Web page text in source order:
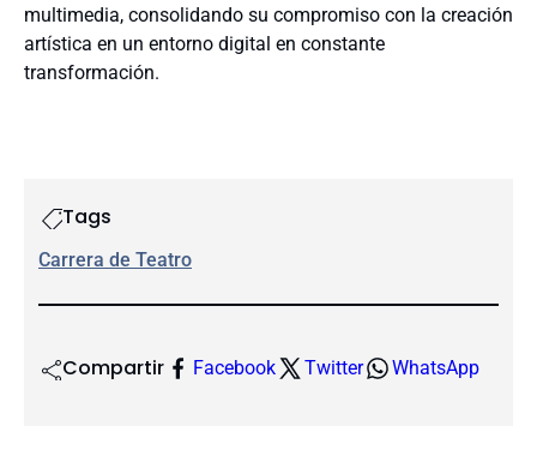
multimedia, consolidando su compromiso con la creación
artística en un entorno digital en constante
transformación.
Tags
Carrera de Teatro
Compartir Facebook Twitter WhatsApp